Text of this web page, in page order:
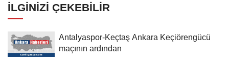
İLGINIZI ÇEKEBILIR
Antalyaspor-Keçtaş Ankara Keçiörengücü
maçının ardından